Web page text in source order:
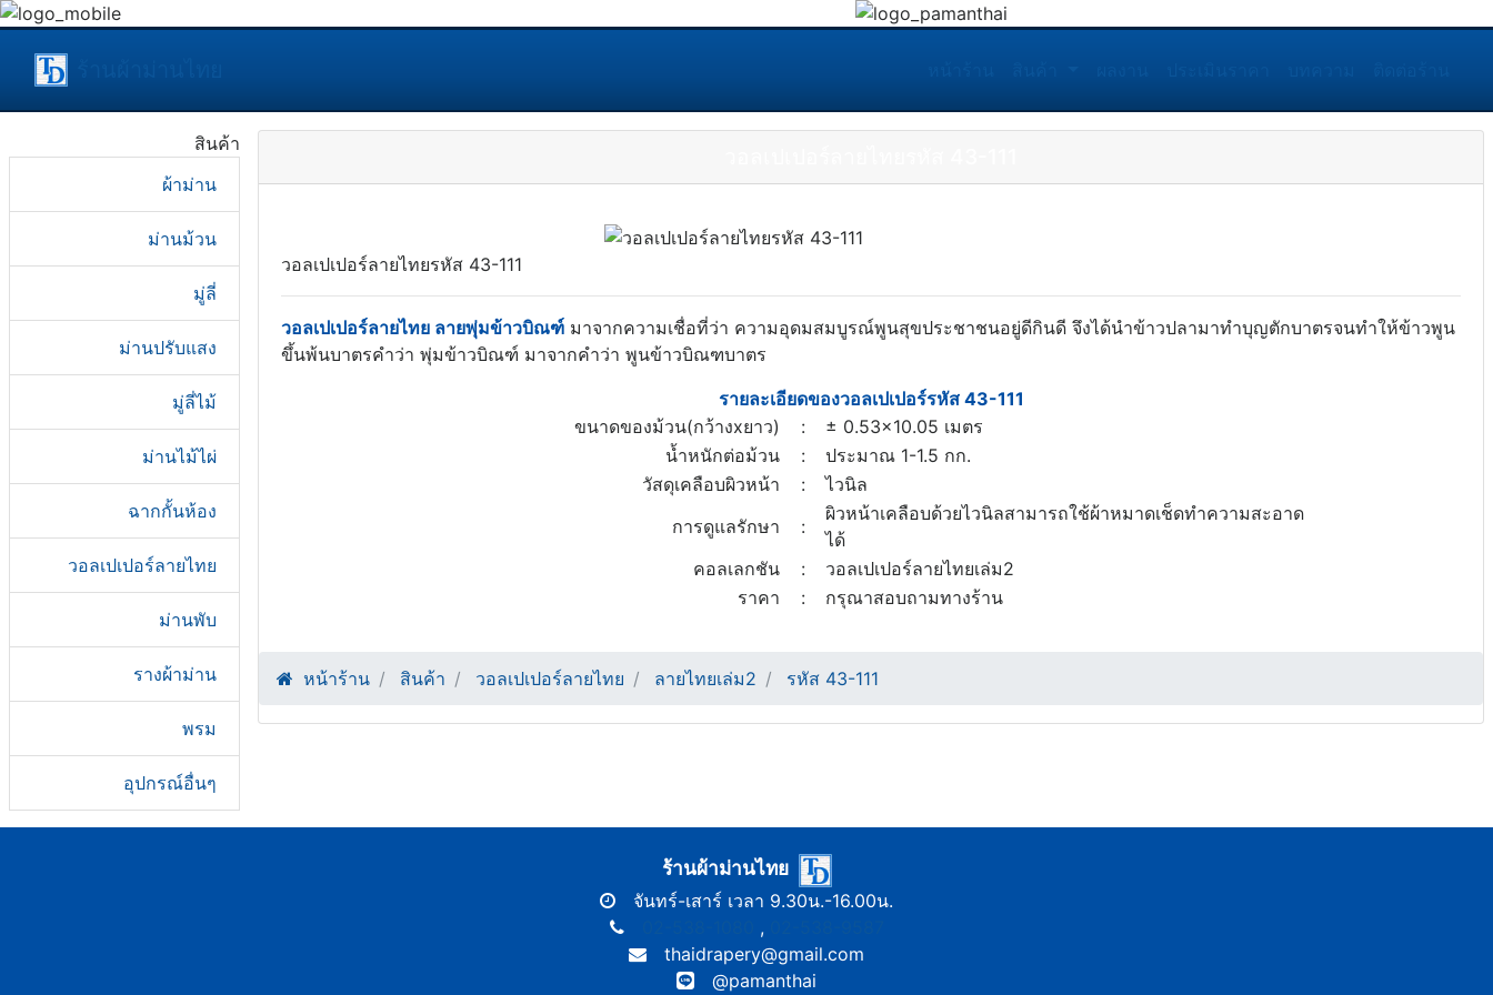
สินค้า
ผ้าม่าน
ม่านม้วน
มู่ลี่
ม่านปรับแสง
มู่ลี่ไม้
ม่านไม้ไผ่
ฉากกั้นห้อง
วอลเปเปอร์ลายไทย
ม่านพับ
รางผ้าม่าน
พรม
อุปกรณ์อื่นๆ
วอลเปเปอร์ลายไทยรหัส 43-111
วอลเปเปอร์ลายไทย ลายพุ่มข้าวบิณฑ์ มาจากความเชื่อที่ว่า ความอุดมสมบูรณ์พูนสุขประชาชนอยู่ดีกินดี จึงได้นำข้าวปลามาทำบุญตักบาตรจนทำให้ข้าวพูน
ขึ้นพ้นบาตรคำว่า พุ่มข้าวบิณฑ์ มาจากคำว่า พูนข้าวบิณฑบาตร
รายละเอียดของวอลเปเปอร์รหัส 43-111
ขนาดของม้วน(กว้างxยาว)
:
± 0.53x10.05 เมตร
น้ำหนักต่อม้วน
:
ประมาณ 1-1.5 กก.
วัสดุเคลือบผิวหน้า
:
ไวนิล
การดูแลรักษา
:
ผิวหน้าเคลือบด้วยไวนิลสามารถใช้ผ้าหมาดเช็ดทำความสะอาด
ได้
คอลเลกชัน
:
วอลเปเปอร์ลายไทยเล่ม2
ราคา
: กรุณาสอบถามทางร้าน
หน้าร้าน สินค้า วอลเปเปอร์ลายไทย ลายไทยเล่ม2 รหัส 43-111
ร้านผ้าม่านไทย
จันทร์-เสาร์ เวลา 9.30น.-16.00น.
,
thaidrapery@gmail.com
@pamanthai